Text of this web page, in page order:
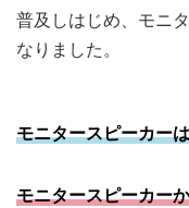
普及しはじめ、モニ
なりました。
モニタースピーカー
モニタースピーカー